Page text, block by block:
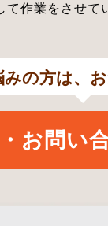
作業をさせて
の方は、
お問い